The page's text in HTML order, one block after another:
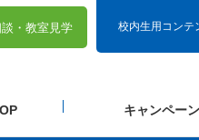
校内生用コンテ
・ 教室見学
キャンペーン